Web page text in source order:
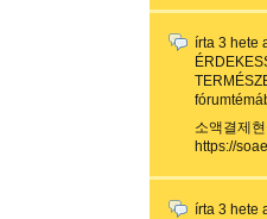
írta 3 hete
소액결제
https://
írta 3 hete